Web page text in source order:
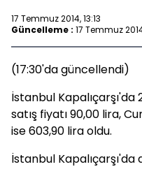
17 Temmuz 2014, 13:13
Güncelleme : 17 Temmuz
(17:30'da güncellendi)
İstanbul
satış fiyatı 90,00 lira,
ise 603,90 lira oldu.
İstanbul Kapalıçarşı'da